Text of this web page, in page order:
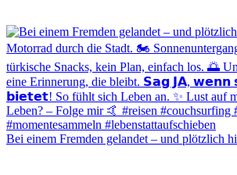
Bei einem Fremden gelandet – und plötzlich